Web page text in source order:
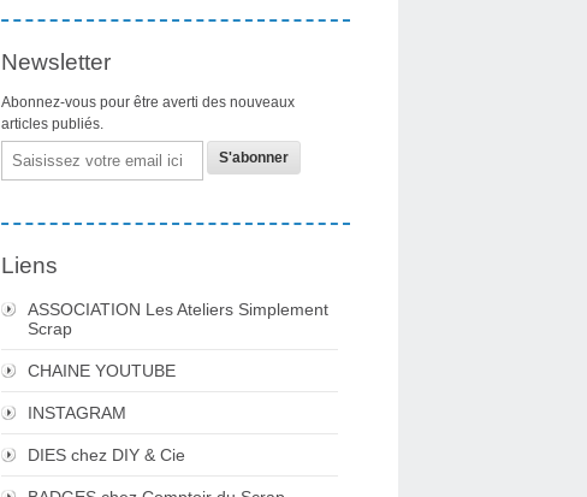
Newsletter
Abonnez-vous pour être averti des nouveaux
articles publiés.
Email
Liens
ASSOCIATION Les Ateliers Simplement
Scrap
CHAINE YOUTUBE
INSTAGRAM
DIES chez DIY & Cie